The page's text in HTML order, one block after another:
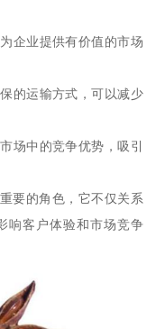
企业提供有价值的市场
的运输方式，可以减少
场中的竞争优势，吸引
要的角色，它不仅关系
响客户体验和市场竞争